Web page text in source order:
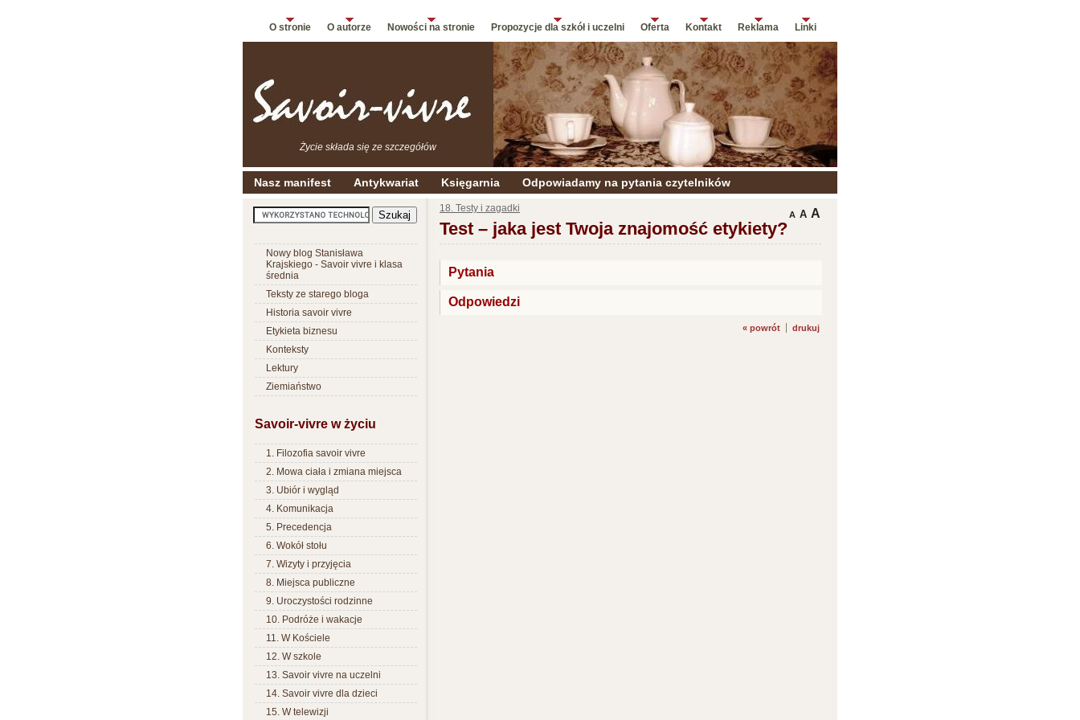
O stronie O autorze Nowości na stronie Propozycje dla szkół i uczelni Oferta Kontakt Reklama Linki
Życie składa się ze szczegółów
18. Testy i zagadki
Nasz manifest Antykwariat Księgarnia Odpowiadamy na pytania czytelników
Nowy blog Stanisława
Krajskiego - Savoir vivre i klasa
średnia
Teksty ze starego bloga
Historia savoir vivre
Etykieta biznesu
Konteksty
Lektury
Ziemiaństwo
Savoir-vivre w życiu
1. Filozofia savoir vivre
2. Mowa ciała i zmiana miejsca
3. Ubiór i wygląd
4. Komunikacja
5. Precedencja
6. Wokół stołu
7. Wizyty i przyjęcia
8. Miejsca publiczne
9. Uroczystości rodzinne
10. Podróże i wakacje
11. W Kościele
12. W szkole
13. Savoir vivre na uczelni
14. Savoir vivre dla dzieci
15. W telewizji
A A A
Test – jaka jest Twoja znajomość etykiety?
Pytania
Odpowiedzi
drukuj
« powrót